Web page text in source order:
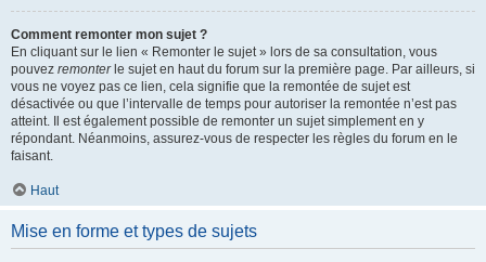
Comment remonter mon sujet ?
En cliquant sur le lien « Remonter le sujet » lors de sa consultation, vous
pouvez remonterle sujet en haut du forum sur la première page. Par ailleurs, si
vous ne voyez pas ce lien, cela signifie que la remontée de sujet est
désactivée ou que l’intervalle de temps pour autoriser la remontée n’est pas
atteint. Il est également possible de remonter un sujet simplement en y
répondant. Néanmoins, assurez-vous de respecter les règles du forum en le
faisant.
Haut
Mise en forme et types de sujets